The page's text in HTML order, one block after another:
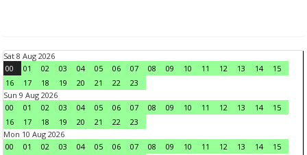
Sat 8 Aug 2026
00
01 02 03 04 05 06 07 08 09 10 11 12 13 14
15
16
17 18 19 20 21 22
23
Sun 9 Aug 2026
00
01 02 03 04 05 06 07 08 09 10 11 12 13 14
15
16
17 18 19 20 21 22
23
Mon 10 Aug 2026
00
01 02 03 04 05 06 07 08 09 10 11 12 13 14
15